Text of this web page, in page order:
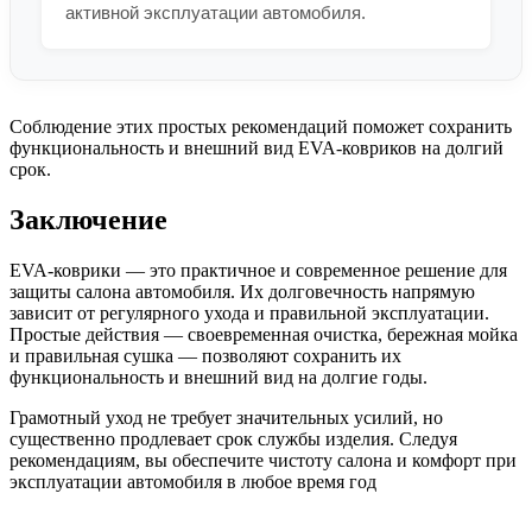
активной эксплуатации автомобиля.
Соблюдение этих простых рекомендаций поможет сохранить
функциональность и внешний вид EVA-ковриков на долгий
срок.
Заключение
EVA-коврики — это практичное и современное решение для
защиты салона автомобиля. Их долговечность напрямую
зависит от регулярного ухода и правильной эксплуатации.
Простые действия — своевременная очистка, бережная мойка
и правильная сушка — позволяют сохранить их
функциональность и внешний вид на долгие годы.
Грамотный уход не требует значительных усилий, но
существенно продлевает срок службы изделия. Следуя
рекомендациям, вы обеспечите чистоту салона и комфорт при
эксплуатации автомобиля в любое время год